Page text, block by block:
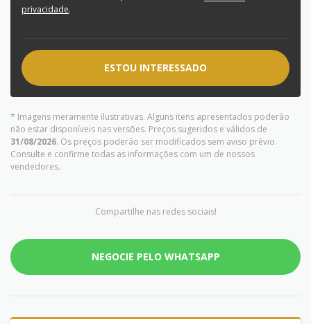
privacidade.
ESTOU INTERESSADO
* Imagens meramente ilustrativas. Alguns itens apresentados poderão
não estar disponíveis nas versões. Preços sugeridos e válidos de
31/08/2026. Os preços poderão ser modificados sem aviso prévio.
Consulte e confirme todas as informações com um de nossos
vendedores.
Compartilhe nas redes sociais!
NEGOCIE PELO WHATSAPP